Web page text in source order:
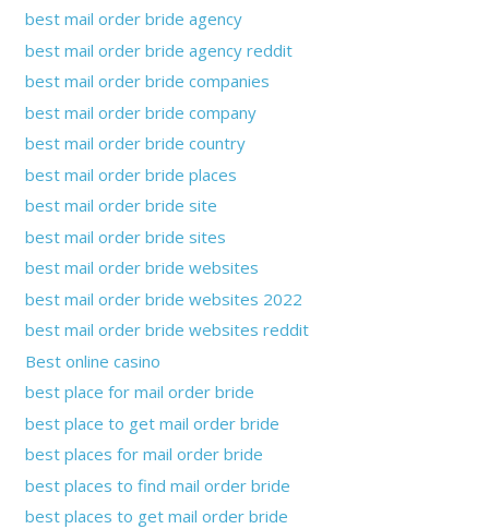
best mail order bride agency
best mail order bride agency reddit
best mail order bride companies
best mail order bride company
best mail order bride country
best mail order bride places
best mail order bride site
best mail order bride sites
best mail order bride websites
best mail order bride websites 2022
best mail order bride websites reddit
Best online casino
best place for mail order bride
best place to get mail order bride
best places for mail order bride
best places to find mail order bride
best places to get mail order bride